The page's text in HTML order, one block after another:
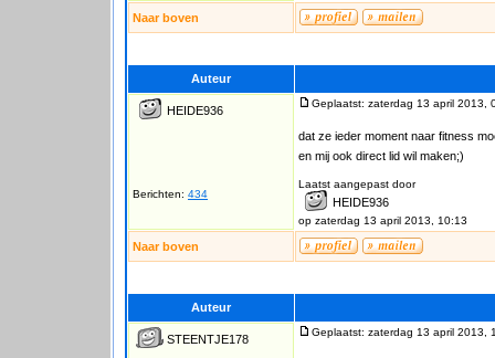
Naar boven
Auteur
HEIDE936
Berichten: 434
Geplaatst: zaterdag 13 april 2013,
dat ze ieder moment naar fitness
en mij ook direct lid wil maken;)
Laatst aangepast door
HEIDE936
op zaterdag 13 april 2013, 10:13
Naar boven
Auteur
STEENTJE178
Geplaatst: zaterdag 13 april 2013,